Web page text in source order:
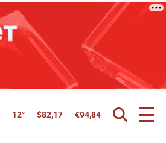
12° $82,17 €94,84